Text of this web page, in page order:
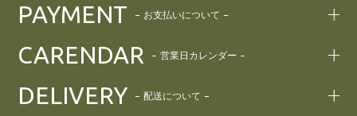
PAYMENT お支払いについて
CARENDAR 営業日カレンダー
DELIVERY 配送について